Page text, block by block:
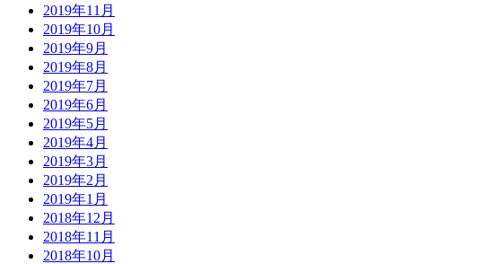
2019年11月
2019年10月
2019年9月
2019年8月
2019年7月
2019年6月
2019年5月
2019年4月
2019年3月
2019年2月
2019年1月
2018年12月
2018年11月
2018年10月